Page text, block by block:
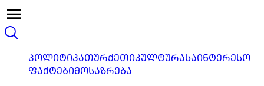
ᲞᲝᲚᲘᲢᲘᲙᲐᲗᲣᲠᲥᲔᲗᲘᲙᲣᲚᲢᲣᲠᲐᲡᲐᲘᲜᲢᲔᲠᲔᲡᲝ
ᲤᲐᲥᲢᲔᲑᲘᲛᲝᲡᲐᲖᲠᲔᲑᲐ